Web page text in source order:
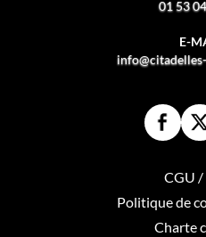
01 53
E-
CGU /
Politique de
Charte